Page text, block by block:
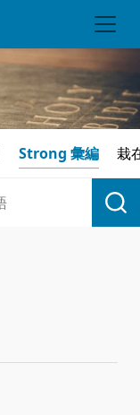
Strong 彙編 栽